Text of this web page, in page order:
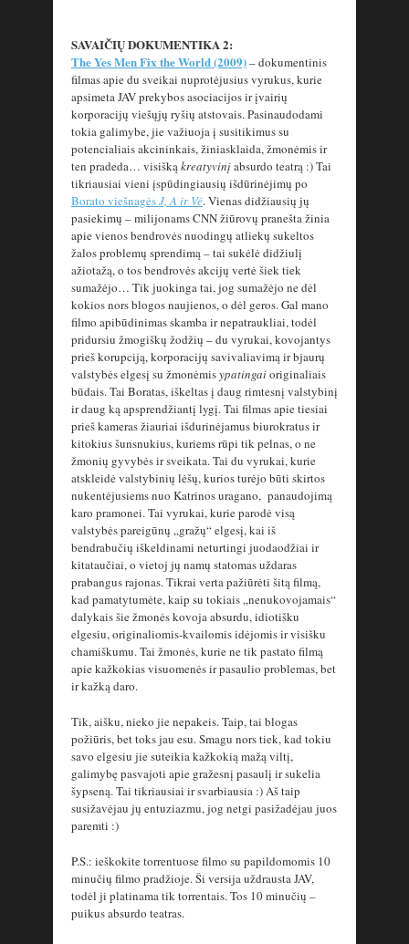
SAVAIČIŲ DOKUMENTIKA 2:
The Yes Men Fix the World (2009)– dokumentinis
filmas apie du sveikai nuprotėjusius vyrukus, kurie
apsimeta JAV prekybos asociacijos ir įvairių
korporacijų viešųjų ryšių atstovais. Pasinaudodami
tokia galimybe, jie važiuoja į susitikimus su
potencialiais akcininkais, žiniasklaida, žmonėmis ir
ten pradeda… visišką kreatyvinįabsurdo teatrą :) Tai
tikriausiai vieni įspūdingiausių išdūrinėjimų po
Borato viešnagėsJ, A ir Vė. Vienas didžiausių jų
pasiekimų – milijonams CNN žiūrovų pranešta žinia
apie vienos bendrovės nuodingų atliekų sukeltos
žalos problemų sprendimą – tai sukėlė didžiulį
ažiotažą, o tos bendrovės akcijų vertė šiek tiek
sumažėjo… Tik juokinga tai, jog sumažėjo ne dėl
kokios nors blogos naujienos, o dėl geros. Gal mano
filmo apibūdinimas skamba ir nepatraukliai, todėl
pridursiu žmogiškų žodžių – du vyrukai, kovojantys
prieš korupciją, korporacijų savivaliavimą ir bjaurų
valstybės elgesį su žmonėmisypatingaioriginaliais
būdais. Tai Boratas, iškeltas į daug rimtesnį valstybinį
ir daug ką apsprendžiantį lygį. Tai filmas apie tiesiai
prieš kameras žiauriai išdurinėjamus biurokratus ir
kitokius šunsnukius, kuriems rūpi tik pelnas, o ne
žmonių gyvybės ir sveikata. Tai du vyrukai, kurie
atskleidė valstybinių lėšų, kurios turėjo būti skirtos
nukentėjusiems nuo Katrinos uragano, panaudojimą
karo pramonei. Tai vyrukai, kurie parodė visą
valstybės pareigūnų „gražų“ elgesį, kai iš
bendrabučių iškeldinami neturtingi juodaodžiai ir
kitataučiai, o vietoj jų namų statomas uždaras
prabangus rajonas. Tikrai verta pažiūrėti šitą filmą,
kad pamatytumėte, kaip su tokiais „nenukovojamais“
dalykais šie žmonės kovoja absurdu, idiotišku
elgesiu, originaliomis-kvailomis idėjomis ir visišku
chamiškumu. Tai žmonės, kurie ne tik pastato filmą
apie kažkokias visuomenės ir pasaulio problemas, bet
ir kažką daro.
Tik, aišku, nieko jie nepakeis. Taip, tai blogas
požiūris, bet toks jau esu. Smagu nors tiek, kad tokiu
savo elgesiu jie suteikia kažkokią mažą viltį,
galimybę pasvajoti apie gražesnį pasaulį ir sukelia
šypseną. Tai tikriausiai ir svarbiausia :) Aš taip
susižavėjau jų entuziazmu, jog netgi pasižadėjau juos
paremti :)
P.S.: ieškokite torrentuose filmo su papildomomis 10
minučių filmo pradžioje. Ši versija uždrausta JAV,
todėl ji platinama tik torrentais. Tos 10 minučių –
puikus absurdo teatras.